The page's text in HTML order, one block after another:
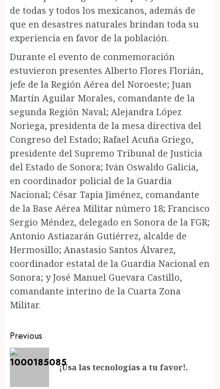
de todas y todos los mexicanos, además de
que en desastres naturales brindan toda su
experiencia en favor de la población.
Durante el evento de conmemoración
estuvieron presentes Alberto Flores Florián,
jefe de la Región Aérea del Noroeste; Juan
Martín Aguilar Morales, comandante de la
segunda Región Naval; Alejandra López
Noriega, presidenta de la mesa directiva del
Congreso del Estado; Rafael Acuña Griego,
presidente del Supremo Tribunal de Justicia
del Estado de Sonora; Iván Oswaldo Galicia,
en coordinador policial de la Guardia
Nacional; César Tapia Jiménez, comandante
de la Base Aérea Militar número 18; Francisco
Sergio Méndez, delegado en Sonora de la FGR;
Antonio Astiazarán Gutiérrez, alcalde de
Hermosillo; Anastasio Santos Álvarez,
coordinador estatal de la Guardia Nacional en
Sonora; y José Manuel Guevara Castillo,
comandante interino de la Cuarta Zona
Militar.
Post
navigation
Previous
¡Usa las tecnologías a tu favor!.